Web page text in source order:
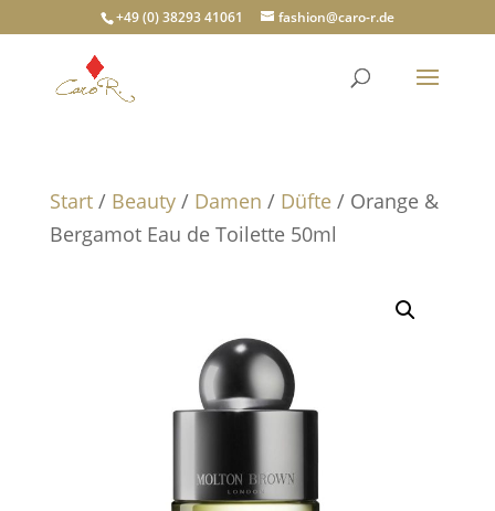
+49 (0) 38293 41061 fashion@caro-r.de
Start/ Beauty/ Damen / Düfte/ Orange &
Bergamot Eau de Toilette 50ml